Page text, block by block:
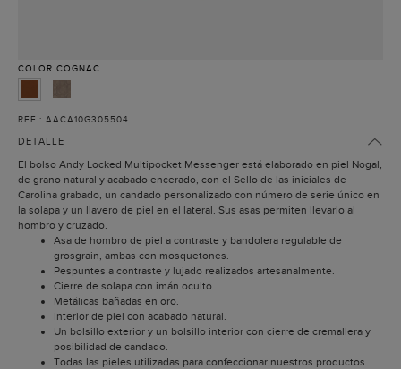
COLOR COGNAC
REF.: AACA10G305504
DETALLE
El bolso Andy Locked Multipocket Messenger está elaborado en piel Nogal,
de grano natural y acabado encerado, con el Sello de las iniciales de
Carolina grabado, un candado personalizado con número de serie único en
la solapa y un llavero de piel en el lateral. Sus asas permiten llevarlo al
hombro y cruzado.
Asa de hombro de piel a contraste y bandolera regulable de
grosgrain, ambas con mosquetones.
Pespuntes a contraste y lujado realizados artesanalmente.
Cierre de solapa con imán oculto.
Metálicas bañadas en oro.
Interior de piel con acabado natural.
Un bolsillo exterior y un bolsillo interior con cierre de cremallera y
posibilidad de candado.
Todas las pieles utilizadas para confeccionar nuestros productos